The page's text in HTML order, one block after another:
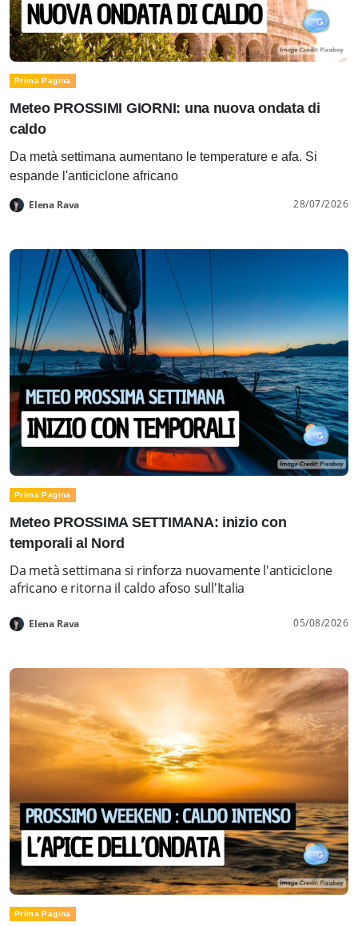
Prima Pagina
Meteo PROSSIMI GIORNI: una nuova ondata di
caldo
Da metà settimana aumentano le temperature e afa. Si
espande l'anticiclone africano
Elena Rava 28/07/2026
Prima Pagina
Meteo PROSSIMA SETTIMANA: inizio con
temporali al Nord
Da metà settimana si rinforza nuovamente l'anticiclone
africano e ritorna il caldo afoso sull'Italia
Elena Rava 05/08/2026
Prima Pagina